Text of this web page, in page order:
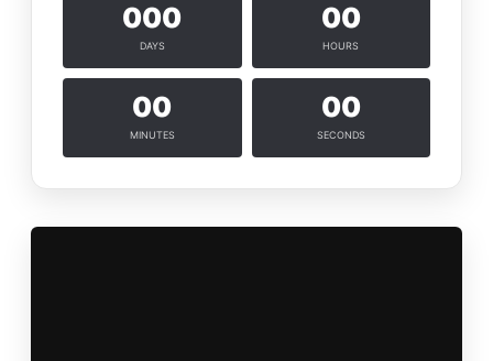
000
DAYS
00
HOURS
00
MINUTES
00
SECONDS